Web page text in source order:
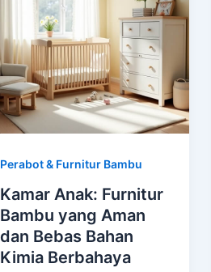
Perabot & Furnitur Bambu
Kamar Anak: Furnitur
Bambu yang Aman
dan Bebas Bahan
Kimia Berbahaya